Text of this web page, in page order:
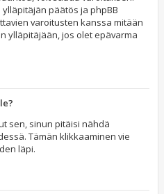
päätös ja phpBB
varoitusten kanssa mitään
ylläpitäjään, jos olet epävarma
sen, sinun pitäisi nähdä
Tämän klikkaaminen vie
läpi.